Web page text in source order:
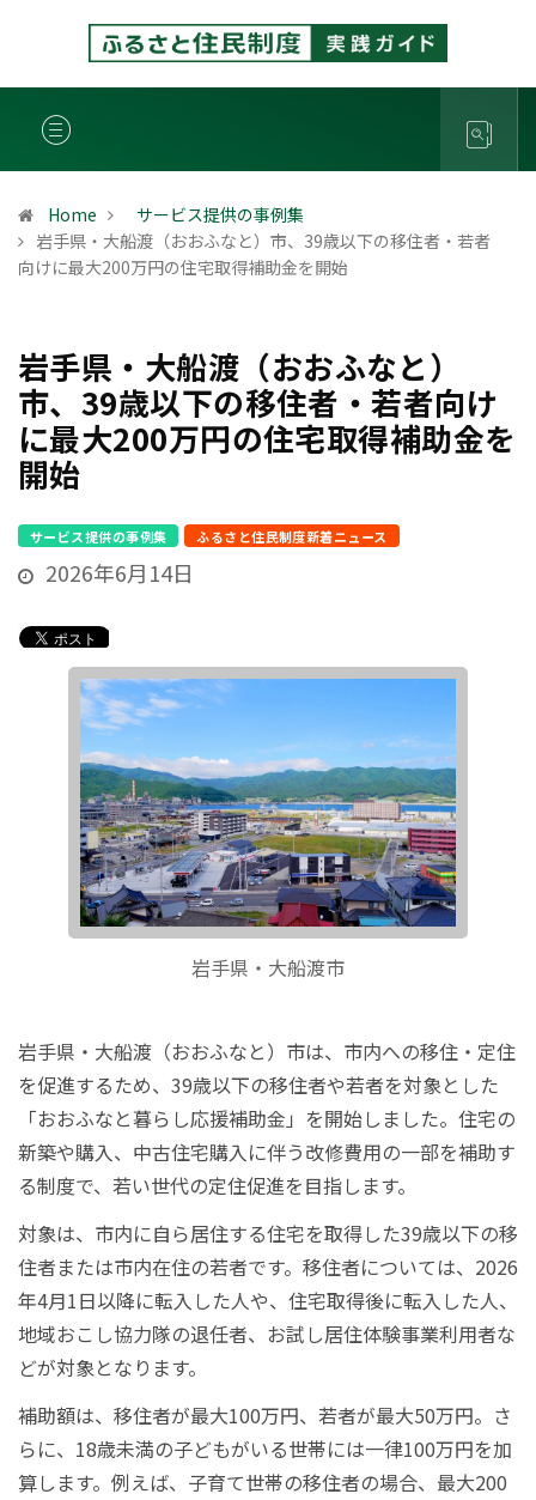
Home
サービス提供の事例集
岩手県・大船渡（おおふなと）市、39歳以下の移住者・若者
向けに最大200万円の住宅取得補助金を開始
岩手県・大船渡（おおふなと）
市、39歳以下の移住者・若者向け
に最大200万円の住宅取得補助金を
開始
サービス提供の事例集 ふるさと住民制度新着ニュース
2026年6月14日
岩手県・大船渡市
岩手県・大船渡（おおふなと）市は、市内への移住・定住
を促進するため、39歳以下の移住者や若者を対象とした
「おおふなと暮らし応援補助金」を開始しました。住宅の
新築や購入、中古住宅購入に伴う改修費用の一部を補助す
る制度で、若い世代の定住促進を目指します。
対象は、市内に自ら居住する住宅を取得した39歳以下の移
住者または市内在住の若者です。移住者については、2026
年4月1日以降に転入した人や、住宅取得後に転入した人、
地域おこし協力隊の退任者、お試し居住体験事業利用者な
どが対象となります。
補助額は、移住者が最大100万円、若者が最大50万円。さ
らに、18歳未満の子どもがいる世帯には一律100万円を加
算します。例えば、子育て世帯の移住者の場合、最大200